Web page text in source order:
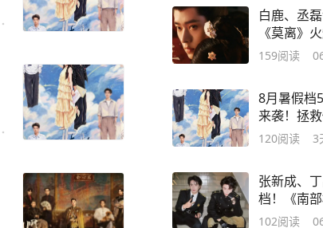
白鹿、丞
《莫离》
159阅读
8月暑假档
来袭！拯救
120阅读 3
张新成、
档！《南
出，你追的
102阅读